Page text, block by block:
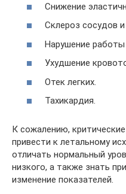
Снижение
Склероз сосудов
Нарушение работы
Ухудшение
Отек легких.
Тахикардия.
К сожалению,
привести к летальному
отличать нормальный
низкого, а также знать
изменение показателей.